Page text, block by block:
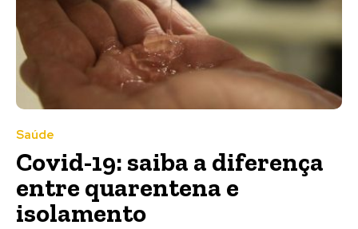
Saúde
Covid-19: saiba a diferença
entre quarentena e
isolamento